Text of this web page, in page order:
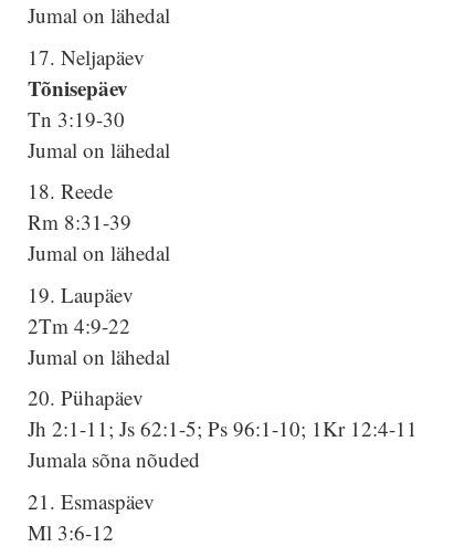
Jumal on lähedal
17. Neljapäev
Tõnisepäev
Tn 3:19-30
Jumal on lähedal
18. Reede
Rm 8:31-39
Jumal on lähedal
19. Laupäev
2Tm 4:9-22
Jumal on lähedal
20. Pühapäev
Jh 2:1-11; Js 62:1-5; Ps 96:1-10; 1Kr 12:4-11
Jumala sõna nõuded
21. Esmaspäev
Ml 3:6-12